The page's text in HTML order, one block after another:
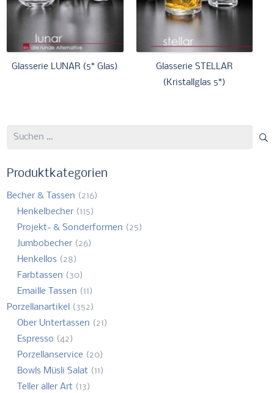
Glasserie LUNAR (5* Glas)
Glasserie STELLAR
(Kristallglas 5*)
Suchen
Produktkategorien
Becher & Tassen (216)
Henkelbecher (115)
Projekt- & Sonderformen (25)
Jumbobecher (26)
Henkellos (28)
Farbtassen (30)
Emaille Tassen (11)
Porzellanartikel (352)
Ober Untertassen (21)
Espresso (42)
Porzellanservice (20)
Bowls Müsli Salat (11)
Teller aller Art (13)